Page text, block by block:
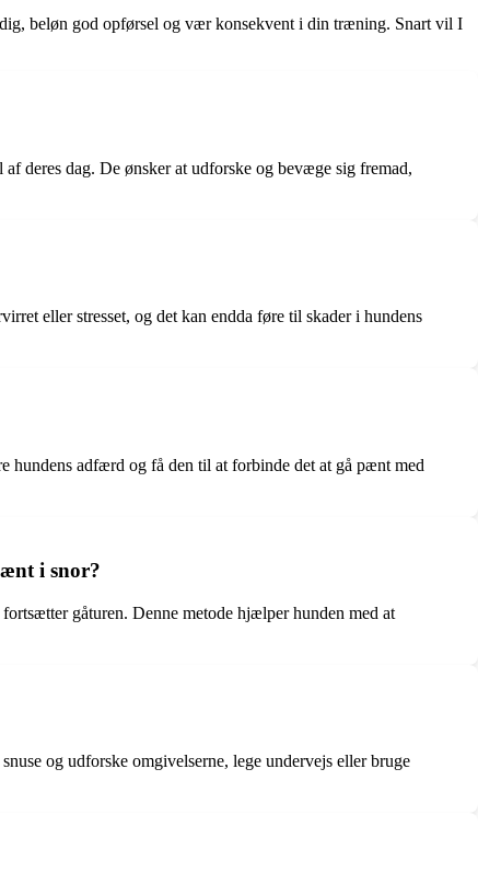
beløn god opførsel og vær konsekvent i din træning. Snart vil I
deres dag. De ønsker at udforske og bevæge sig fremad,
eller stresset, og det kan endda føre til skader i hundens
adfærd og få den til at forbinde det at gå pænt med
i snor?
gåturen. Denne metode hjælper hunden med at
og udforske omgivelserne, lege undervejs eller bruge